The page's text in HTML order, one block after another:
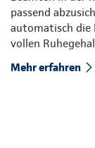
passend
automatisch die
vollen
Mehr erfahren